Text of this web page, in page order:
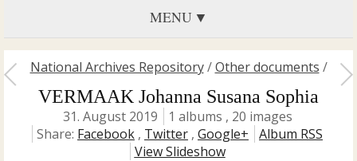
MENU
National Archives Repository/Other documents /
VERMAAK Johanna Susana Sophia
31. August 2019
1 albums , 20 images
Share: Facebook , Twitter , Google+
Album RSS
View Slideshow